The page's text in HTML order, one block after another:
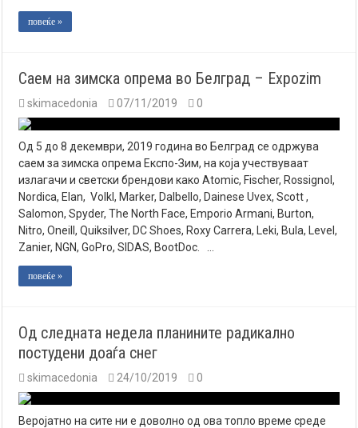
повеќе »
Саем на зимска опрема во Белград – Expozim
skimacedonia 07/11/2019 0
Од 5 до 8 декември, 2019 година во Белград се одржува
саем за зимска опрема Експо-Зим, на која учествуваат
излагачи и светски брендови како Atomic, Fischer, Rossignol,
Nordica, Elan, Volkl, Marker, Dalbello, Dainese Uvex, Scott ,
Salomon, Spyder, The North Face, Emporio Armani, Burton,
Nitro, Oneill, Quiksilver, DC Shoes, Roxy Carrera, Leki, Bula, Level,
Zanier, NGN, GoPro, SIDAS, BootDoc. …
повеќе »
Од следната недела планините радикално
постудени доаѓа снег
skimacedonia 24/10/2019 0
Веројатно на сите ни е доволно од ова топло време среде